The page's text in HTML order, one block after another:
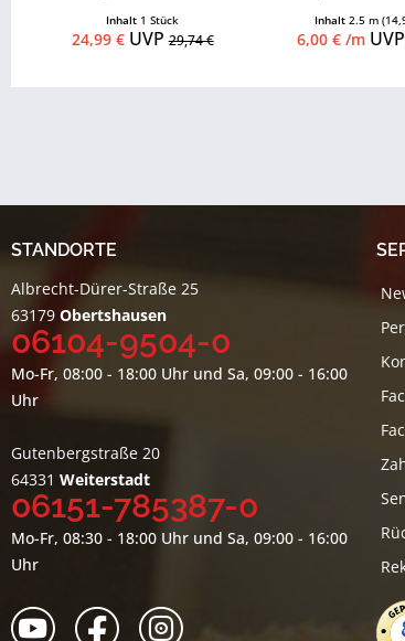
Inhalt 1 Stück
24,99 €UVP29,74 €
Inhalt2.5 m
6,00 € /mUVP
STANDORTE
Albrecht-Dürer-Straße 25
63179 Obertshausen
06104-9504-0
Mo-Fr, 08:00 - 18:00 Uhr und Sa, 09:00 - 16:00
Uhr
Gutenbergstraße 20
64331 Weiterstadt
06151-785387-0
Mo-Fr, 08:30 - 18:00 Uhr und Sa, 09:00 - 16:00
Uhr